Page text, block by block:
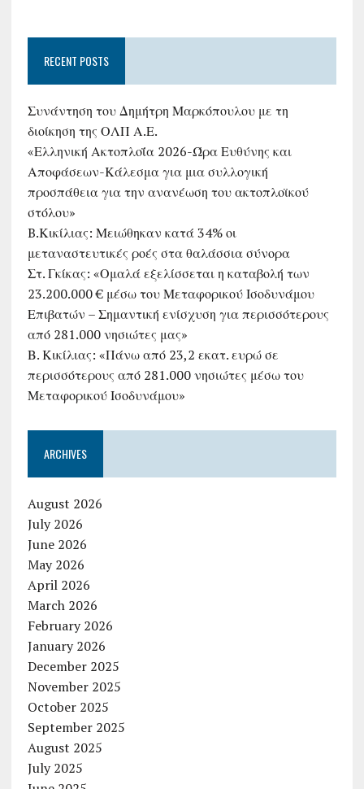
RECENT POSTS
Συνάντηση του Δημήτρη Μαρκόπουλου με τη
διοίκηση της ΟΛΠ Α.Ε.
«Ελληνική Ακτοπλοΐα 2026-Ώρα Ευθύνης και
Αποφάσεων-Κάλεσμα για μια συλλογική
προσπάθεια για την ανανέωση του ακτοπλοϊκού
στόλου»
B.Κικίλιας: Μειώθηκαν κατά 34% οι
μεταναστευτικές ροές στα θαλάσσια σύνορα
Στ. Γκίκας: «Ομαλά εξελίσσεται η καταβολή των
23.200.000 € μέσω του Μεταφορικού Ισοδυνάμου
Επιβατών – Σημαντική ενίσχυση για περισσότερους
από 281.000 νησιώτες μας»
Β. Κικίλιας: «Πάνω από 23,2 εκατ. ευρώ σε
περισσότερους από 281.000 νησιώτες μέσω του
Μεταφορικού Ισοδυνάμου»
ARCHIVES
August 2026
July 2026
June 2026
May 2026
April 2026
March 2026
February 2026
January 2026
December 2025
November 2025
October 2025
September 2025
August 2025
July 2025